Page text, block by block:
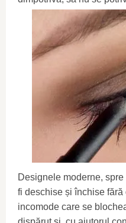
Designele moderne,
fi deschise și închise
incomode care se